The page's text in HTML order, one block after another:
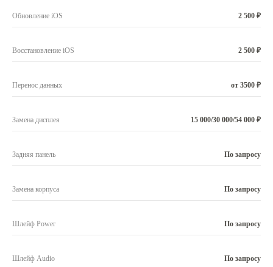
Обновление iOS 2 500 ₽
Восстановление iOS 2 500 ₽
Перенос данных от 3500 ₽
Замена дисплея 15 000/30 000/54 000 ₽
Задняя панель По запросу
Замена корпуса По запросу
Шлейф Power По запросу
Шлейф Audio По запросу